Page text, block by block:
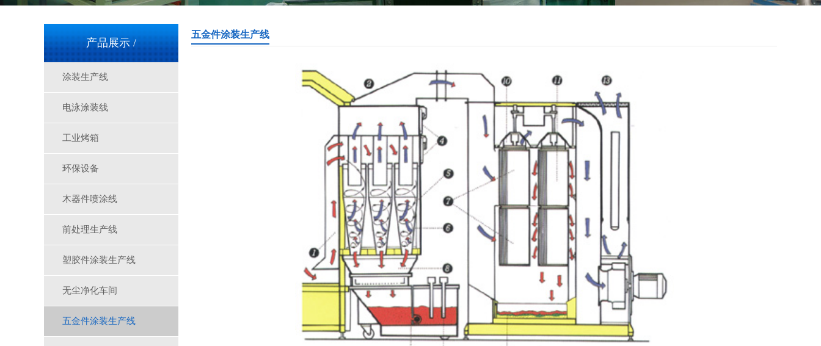
产品展示 /
涂装生产线
电泳涂装线
工业烤箱
环保设备
木器件喷涂线
前处理生产线
塑胶件涂装生产线
无尘净化车间
五金件涂装生产线
三层隧道炉-A1750
五金件涂装生产线